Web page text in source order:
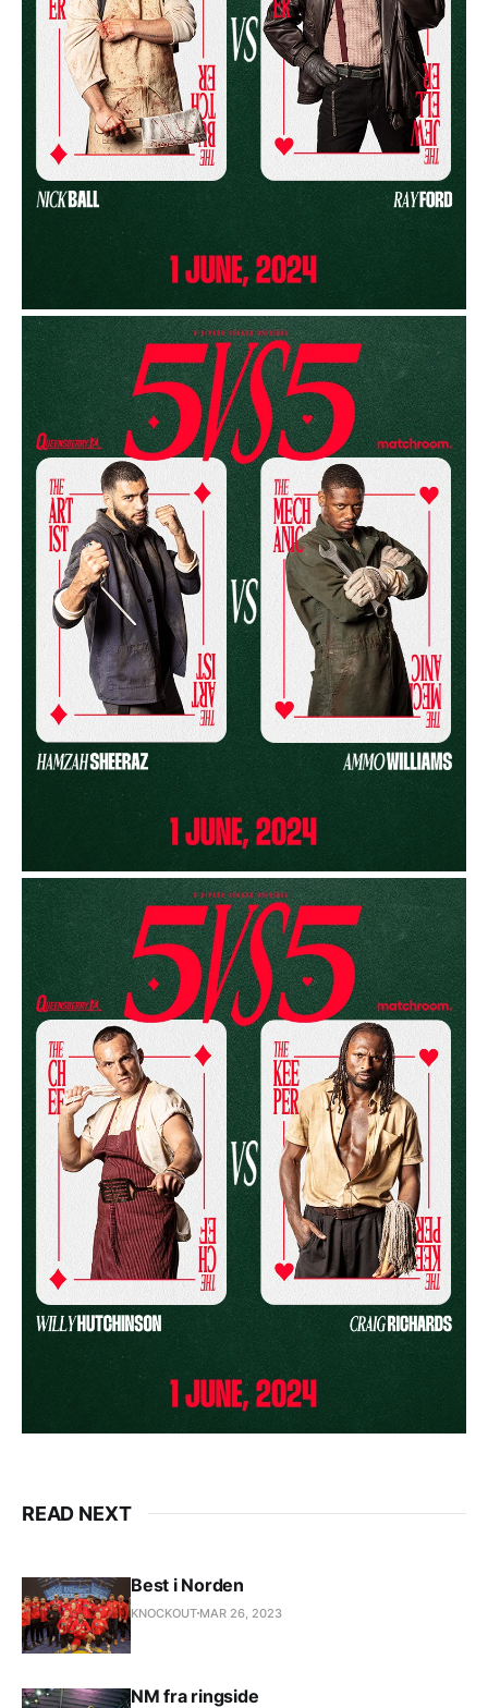
READ NEXT
Best i Norden
KNOCKOUT MAR 26, 2023
NM fra ringside